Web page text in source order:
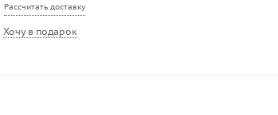
Рассчитать доставку
Хочу в подарок